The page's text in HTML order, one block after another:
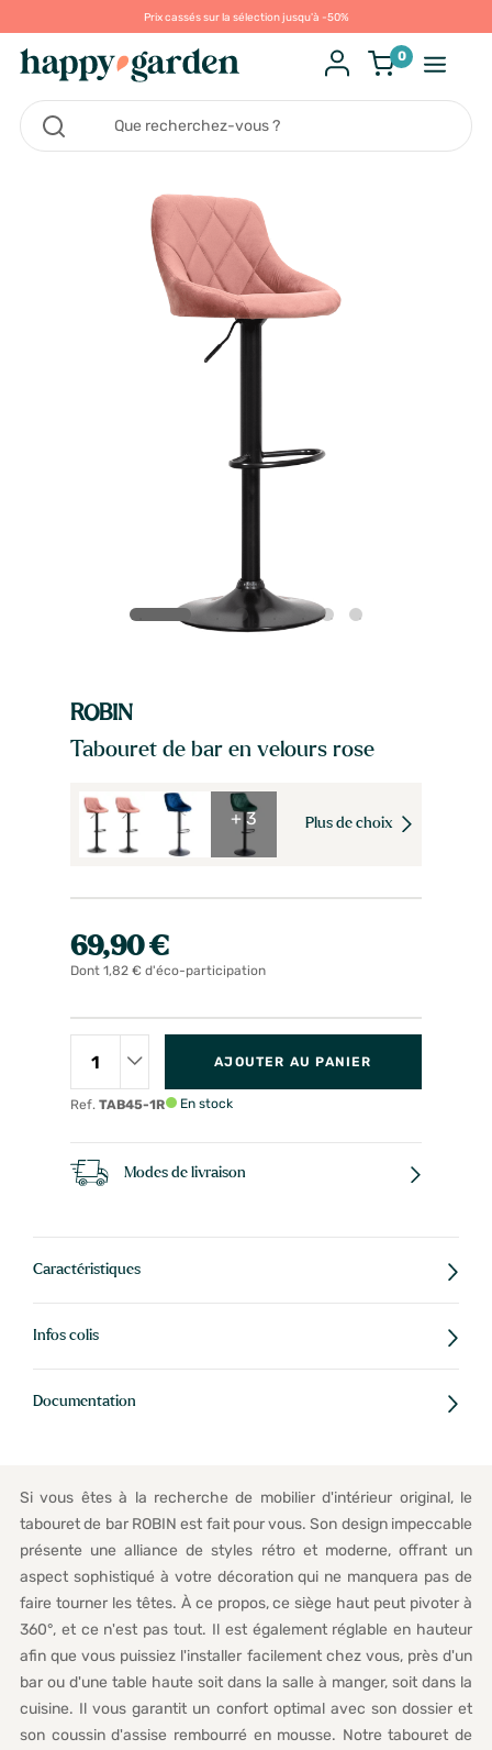
Prix cassés sur la sélection jusqu'à -50%
0
ROBIN
Tabouret de bar en velours rose
+ 3 Plus de choix
69,90 €
Dont 1,82 € d'éco-participation
Ref. TAB45-1R
AJOUTER AU PANIER
En stock
Modes de livraison
Caractéristiques
Infos colis
Documentation
Si vous êtes à la recherche de mobilier d'intérieur original, le
tabouret de bar ROBIN est fait pour vous. Son design impeccable
présente une alliance de styles rétro et moderne, offrant un
aspect sophistiqué à votre décoration qui ne manquera pas de
faire tourner les têtes. À ce propos, ce siège haut peut pivoter à
360°, et ce n'est pas tout. Il est également réglable en hauteur
afin que vous puissiez l'installer facilement chez vous, près d'un
bar ou d'une table haute soit dans la salle à manger, soit dans la
cuisine. Il vous garantit un confort optimal avec son dossier et
son coussin d'assise rembourré en mousse. Notre tabouret de